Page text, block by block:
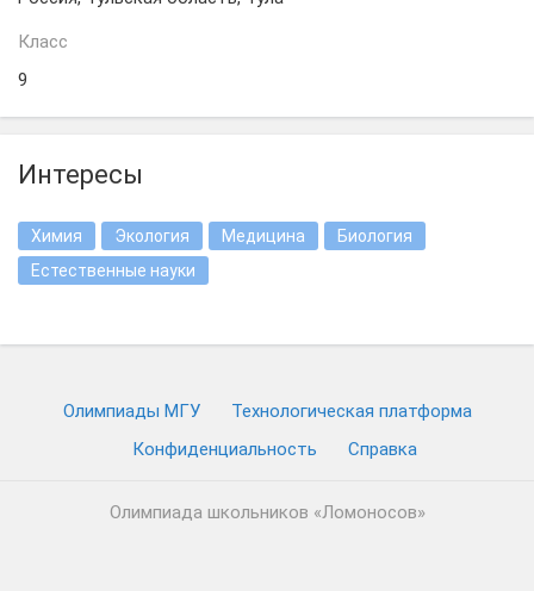
Класс
9
Интересы
Химия Экология Медицина
Биология
Естественные науки
Олимпиады МГУ
Технологическая платформа
Конфиденциальность
Cправка
Олимпиада школьников «Ломоносов»